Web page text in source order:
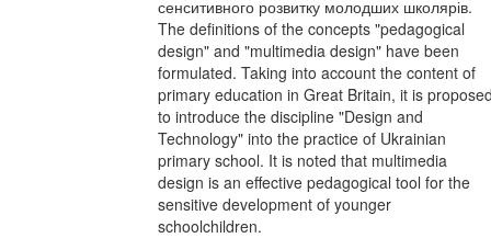
сенситивного розвитку молодших школярів.
The definitions of the concepts "pedagogical
design" and "multimedia design" have been
formulated. Taking into account the content of
primary education in Great Britain, it is
to introduce the discipline "Design and
Technology" into the practice of Ukrainian
primary school. It is noted that multimedia
design is an effective pedagogical tool for the
sensitive development of younger
schoolchildren.